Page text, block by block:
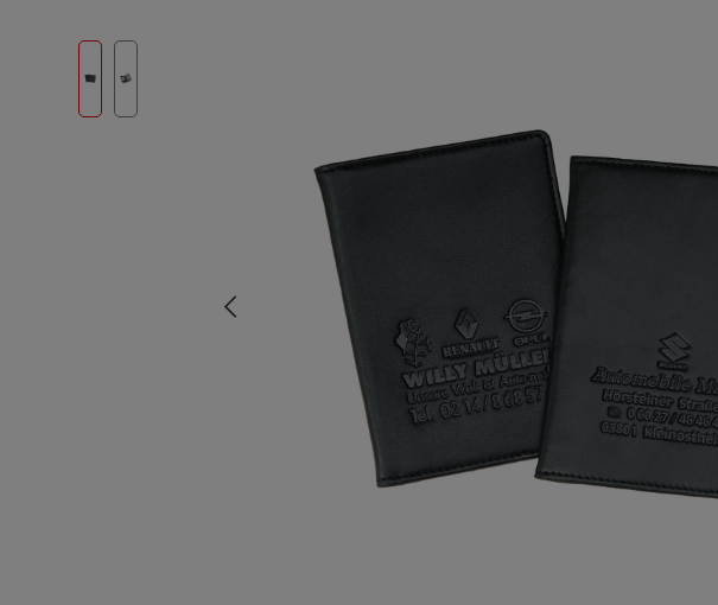
Bildergalerie überspringen